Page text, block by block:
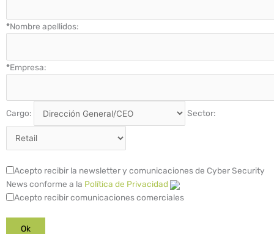
*Nombre apellidos:
*Empresa:
Cargo: Sector:
Acepto recibir la newsletter y comunicaciones de Cyber Security
News conforme a la Política de Privacidad
Acepto recibir comunicaciones comerciales